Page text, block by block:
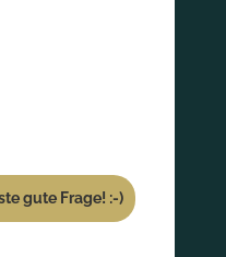
gute Frage! :-)